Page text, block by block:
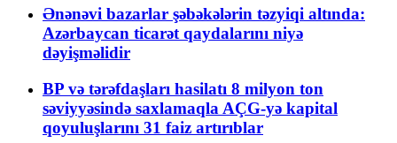
Ənənəvi bazarlar şəbəkələrin təzyiqi altında:
Azərbaycan ticarət qaydalarını niyə
dəyişməlidir
BP və tərəfdaşları hasilatı 8 milyon ton
səviyyəsində saxlamaqla AÇG-yə kapital
qoyuluşlarını 31 faiz artırıblar